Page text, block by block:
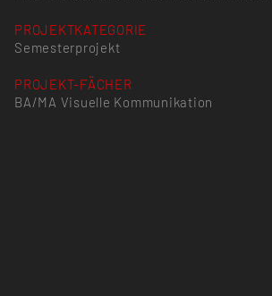
PROJEKTKATEGORIE
Semesterprojekt
PROJEKT-FÄCHER
BA/MA Visuelle Kommunikation